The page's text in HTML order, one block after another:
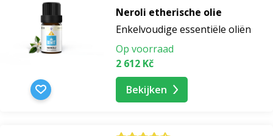
Neroli etherische olie
Enkelvoudige essentiële oliën
Op voorraad
2 612 Kč
Bekijken